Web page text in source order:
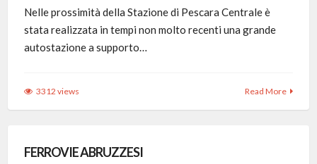
Nelle prossimità della Stazione di Pescara Centrale è
stata realizzata in tempi non molto recenti una grande
autostazione a supporto…
Read More
3312 views
FERROVIE ABRUZZESI